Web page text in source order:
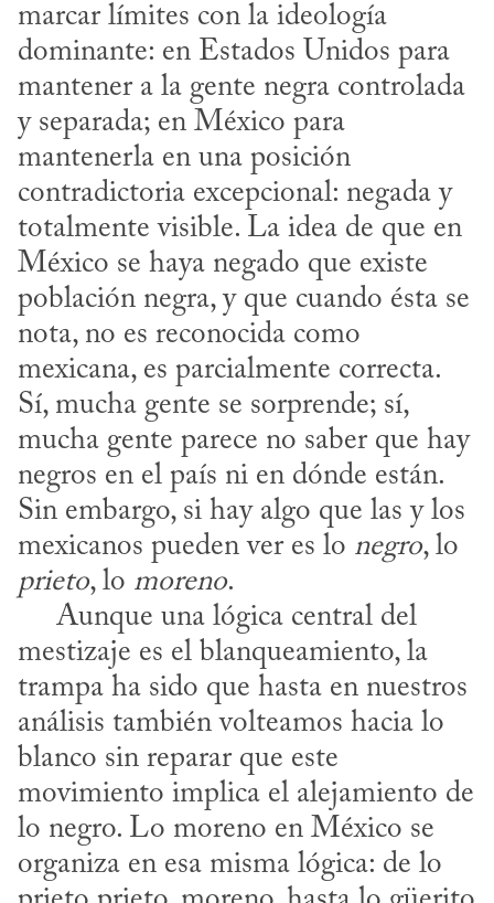
marcar límites con la ideología
dominante: en Estados Unidos para
mantener a la gente negra controlada
y separada; en México para
mantenerla en una posición
contradictoria excepcional: negada y
totalmente visible. La idea de que en
México se haya negado que existe
población negra, y que cuando ésta se
nota, no es reconocida como
mexicana, es parcialmente correcta.
Sí, mucha gente se sorprende; sí,
mucha gente parece no saber que hay
negros en el país ni en dónde están.
Sin embargo, si hay algo que las y los
mexicanos pueden ver es lo negro
prieto, lo moreno.
mestizaje es el blanqueamiento, la
trampa ha sido que hasta en nuestros
análisis también volteamos hacia lo
blanco sin reparar que este
movimiento implica el alejamiento de
lo negro. Lo moreno en México se
organiza en esa misma lógica: de lo